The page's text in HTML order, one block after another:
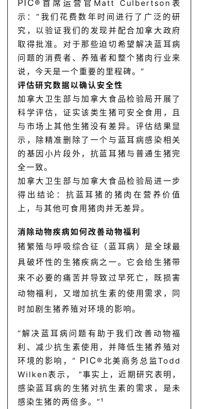
PIC® 首席运营官 Matt Culbertson 表
示：“ 我们花费数年时间进行了广泛的研
究，以验证我们的发现并配合加拿大政府
取得批准。对于那些迫切希望解决蓝耳病
问题的消费者、养殖者和整个猪肉行业来
说，今天是一个重要的里程碑。 ”
评估研究数据以确认安全性
加拿大卫生部与加拿大食品检验局开展了
科学评估，证实该类生猪可安全食用，且
与市场上其他生猪没有差异。评估结果显
示，除精准删除了一个与蓝耳病感染相关
的基因小片段外，抗蓝耳猪与普通生猪完
全一致。
加拿大卫生部与加拿大食品检验局进一步
得出结论：抗蓝耳猪的猪肉在营养价值
上，与其他可食用猪肉并无差异。
消除动物疾病如何改善动物福利
猪繁殖与呼吸综合征（蓝耳病）是全球最
具破坏性的生猪疾病之一。它会给生猪带
来不必要的痛苦并导致过早死亡，既损害
动物福利，又增加抗生素的使用需求，同
时加剧生猪养殖对环境的影响。
“解决蓝耳病问题有助于我们改善动物福
利、减少抗生素使用，并降低生猪养殖对
环境的影响，” PIC® 北美商务总监Todd
Wilken表示， “事实上，近期研究表明，
感染蓝耳病的生猪对抗生素的需求，是未
感染生猪的两倍多。”¹